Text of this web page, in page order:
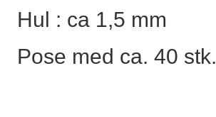
Hul : ca 1,5 mm
Pose med ca. 40 stk.